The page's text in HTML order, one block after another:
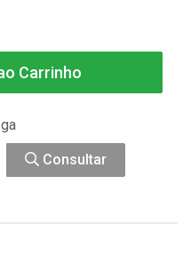
Carrinho
Consultar